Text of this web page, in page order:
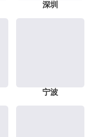
深圳
宁波